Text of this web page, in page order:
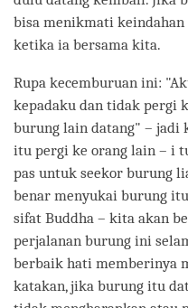
bisa menikmati
ketika ia bersama kita.
Rupa kecemburuan ini:
kepadaku dan tidak pergi
burung lain datang" –
itu pergi ke orang lain – i
pas untuk seekor burung
benar menyukai burung
sifat Buddha – kita akan
perjalanan burung ini
berbaik hati memberinya
katakan, jika burung itu